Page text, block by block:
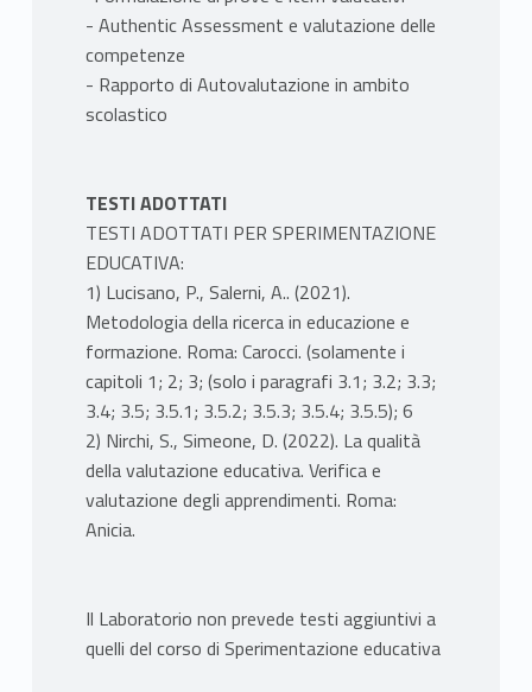
- Authentic Assessment e valutazione delle
competenze
- Rapporto di Autovalutazione in ambito
scolastico
TESTI ADOTTATI
TESTI ADOTTATI PER SPERIMENTAZIONE
EDUCATIVA:
1) Lucisano, P., Salerni, A.. (2021).
Metodologia della ricerca in educazione e
formazione. Roma: Carocci. (solamente i
capitoli 1; 2; 3; (solo i paragrafi 3.1; 3.2; 3.3;
3.4; 3.5; 3.5.1; 3.5.2; 3.5.3; 3.5.4; 3.5.5); 6
2) Nirchi, S., Simeone, D. (2022). La qualità
della valutazione educativa. Verifica e
valutazione degli apprendimenti. Roma:
Anicia.
Il Laboratorio non prevede testi aggiuntivi a
quelli del corso di Sperimentazione educativa